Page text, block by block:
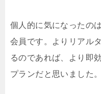
個人的に気になったの
会員です。よりリアル
るのであれば、より即
プランだと思いました。